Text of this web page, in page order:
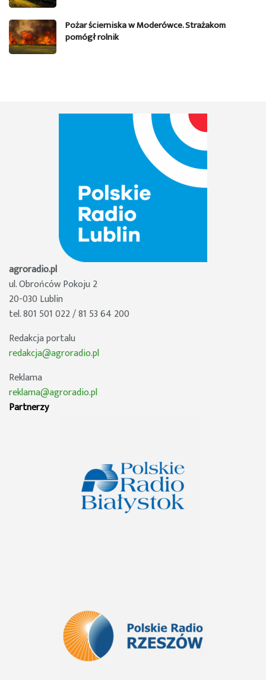
Pożar ścierniska w Moderówce. Strażakom
pomógł rolnik
agroradio.pl
ul. Obrońców Pokoju 2
20-030 Lublin
tel. 801 501 022 / 81 53 64 200
Redakcja portalu
redakcja@agroradio.pl
Reklama
reklama@agroradio.pl
Partnerzy